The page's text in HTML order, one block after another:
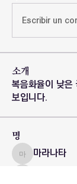
Escribir un
소개
복음화율이 낮
보입니다.
명
마라나타마라나타